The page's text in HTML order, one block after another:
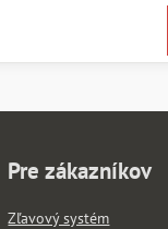
Pre zákazníkov
Zľavový systém